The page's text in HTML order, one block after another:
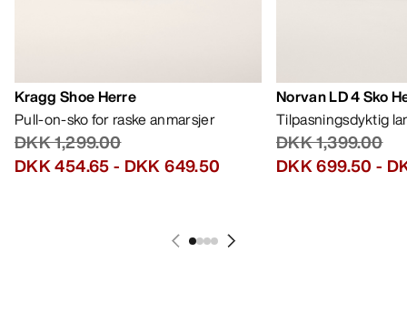
Kragg Shoe Herre
Pull-on-sko for raske anmarsjer
DKK 1,299.00
DKK 454.65- DKK 649.50
Norvan LD 4 Sko
Tilpasningsdyktig
DKK 1,399.00
DKK 699.50 -